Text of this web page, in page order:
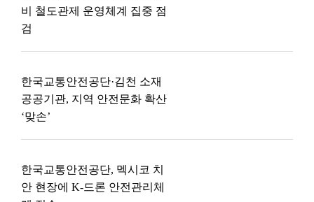
비 철도관제 운영체계 집중 점
검
한국교통안전공단·김천 소재
공공기관, 지역 안전문화 확산
‘맞손’
한국교통안전공단, 멕시코 치
안 현장에 K-드론 안전관리체